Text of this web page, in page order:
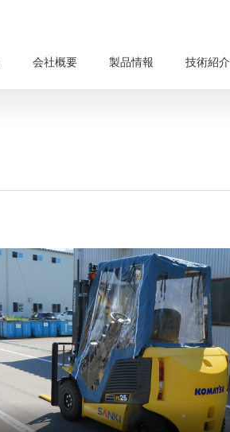
会社概要 製品情報 技術紹介